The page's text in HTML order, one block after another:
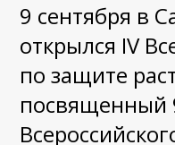
9 сентября в
открылся IV
по защите
посвященный